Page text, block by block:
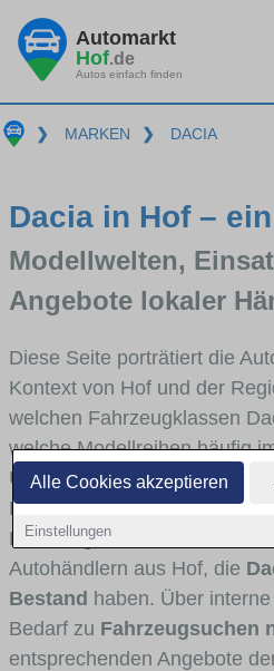
Alle Cookies akzeptieren
Einstellungen
Automarkt
Hof.de
Autos einfach finden
❯ MARKEN ❯ DACIA
Dacia in Hof –
Modellwelten,
Angebote lokaler
Diese Seite porträtiert die
Kontext von Hof und der
welchen Fahrzeugklassen
welche Modellreihen häufig
Umlandverkehr zu sehen
Fahrertypen die Marke
Fahrzeuge stammen von
Autohändlern aus Hof, die
Bestand haben. Über
Bedarf zu Fahrzeugsuchen
entsprechenden Angebote